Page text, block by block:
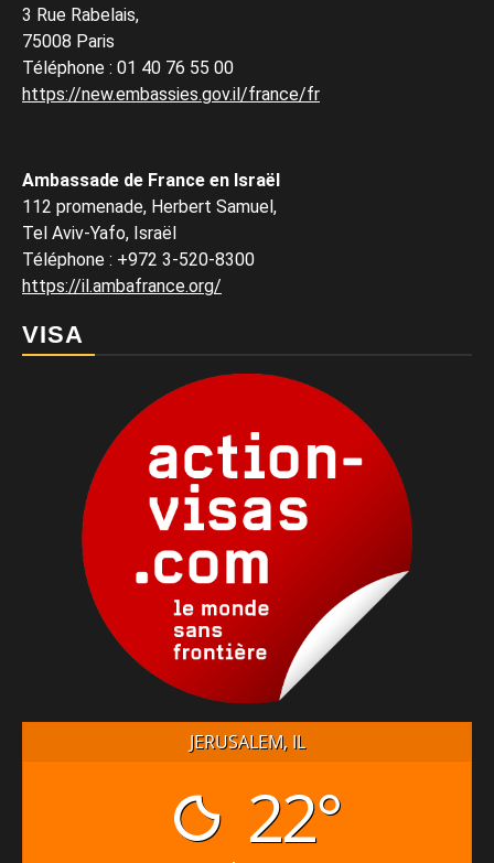
3 Rue Rabelais,
75008 Paris
Téléphone : 01 40 76 55 00
https://new.embassies.gov.il/france/fr
Ambassade de France en Israël
112 promenade, Herbert Samuel,
Tel Aviv-Yafo, Israël
Téléphone : +972 3-520-8300
https://il.ambafrance.org/
VISA
JERUSALEM, IL
22°